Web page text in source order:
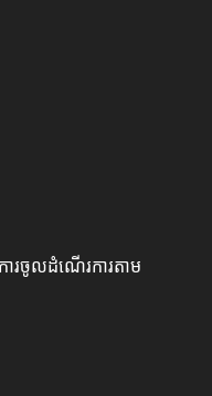
ារចូលដំណើរការតាម